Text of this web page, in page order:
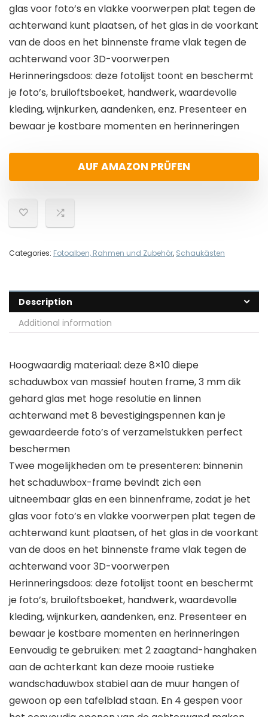
glas voor foto’s en vlakke voorwerpen plat tegen de
achterwand kunt plaatsen, of het glas in de voorkant
van de doos en het binnenste frame vlak tegen de
achterwand voor 3D-voorwerpen
Herinneringsdoos: deze fotolijst toont en beschermt
je foto’s, bruiloftsboeket, handwerk, waardevolle
kleding, wijnkurken, aandenken, enz. Presenteer en
bewaar je kostbare momenten en herinneringen
AUF AMAZON PRÜFEN
Categories: Fotoalben, Rahmen und Zubehör, Schaukästen
Description
Additional information
Hoogwaardig materiaal: deze 8×10 diepe
schaduwbox van massief houten frame, 3 mm dik
gehard glas met hoge resolutie en linnen
achterwand met 8 bevestigingspennen kan je
gewaardeerde foto’s of verzamelstukken perfect
beschermen
Twee mogelijkheden om te presenteren: binnenin
het schaduwbox-frame bevindt zich een
uitneembaar glas en een binnenframe, zodat je het
glas voor foto’s en vlakke voorwerpen plat tegen de
achterwand kunt plaatsen, of het glas in de voorkant
van de doos en het binnenste frame vlak tegen de
achterwand voor 3D-voorwerpen
Herinneringsdoos: deze fotolijst toont en beschermt
je foto’s, bruiloftsboeket, handwerk, waardevolle
kleding, wijnkurken, aandenken, enz. Presenteer en
bewaar je kostbare momenten en herinneringen
Eenvoudig te gebruiken: met 2 zaagtand-hanghaken
aan de achterkant kan deze mooie rustieke
wandschaduwbox stabiel aan de muur hangen of
gewoon op een tafelblad staan. En 4 gespen voor